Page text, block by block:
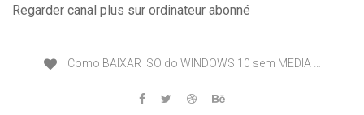
Regarder canal plus sur ordinateur abonné
Como BAIXAR ISO do WINDOWS 10 sem MEDIA …